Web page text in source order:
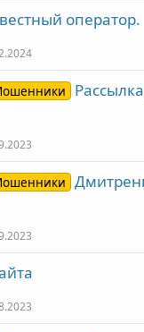
оператор.